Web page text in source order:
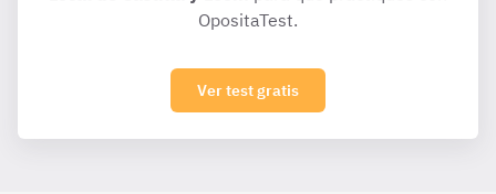
OpositaTest.
Ver test gratis